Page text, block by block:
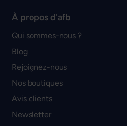
À propos d'afb
Qui sommes-nous ?
Blog
Rejoignez-nous
Nos boutiques
Avis clients
Newsletter